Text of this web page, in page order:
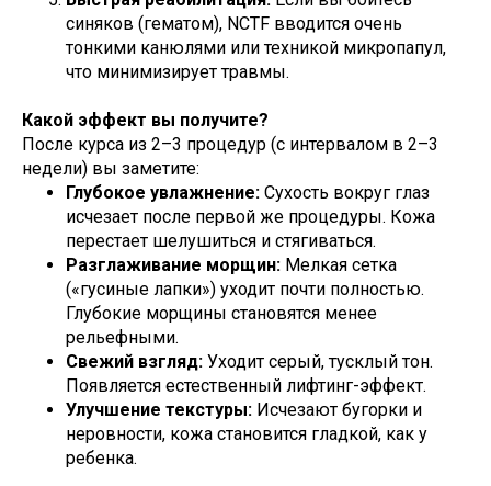
синяков (гематом), NCTF вводится очень
тонкими канюлями или техникой микропапул,
что минимизирует травмы.
Какой эффект вы получите?
После курса из 2–3 процедур (с интервалом в 2–3
недели) вы заметите:
Глубокое увлажнение: Сухость вокруг глаз
исчезает после первой же процедуры. Кожа
перестает шелушиться и стягиваться.
Разглаживание морщин: Мелкая сетка
(«гусиные лапки») уходит почти полностью.
Глубокие морщины становятся менее
рельефными.
Свежий взгляд: Уходит серый, тусклый тон.
Появляется естественный лифтинг-эффект.
Улучшение текстуры: Исчезают бугорки и
неровности, кожа становится гладкой, как у
ребенка.